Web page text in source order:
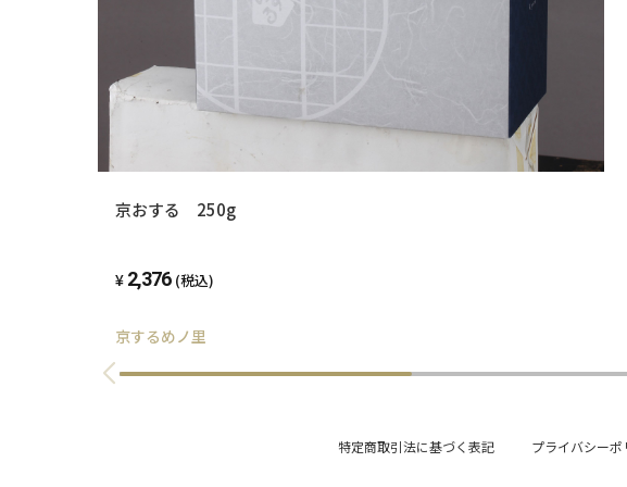
京おする 250g
2,376 (税込)
京するめノ里
特定商取引法に基づく表記 プライバシーポ